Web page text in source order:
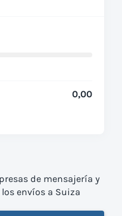
0,00
de mensajería y
envíos a Suiza